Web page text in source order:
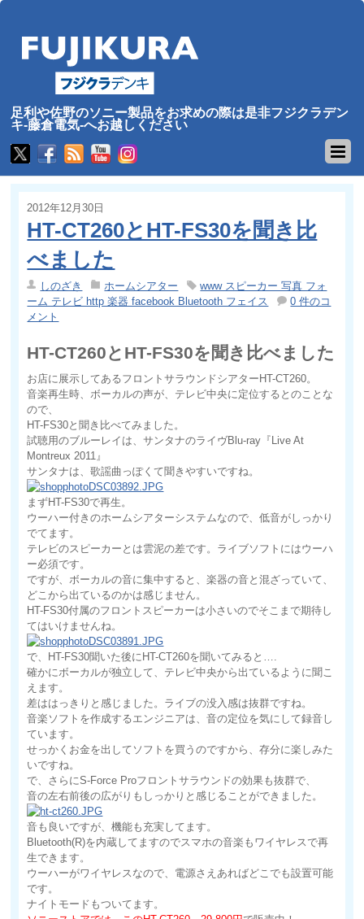
足利や佐野のソニー製品をお求めの際は是非フジクラデン
キ-藤倉電気-へお越しください
2012年12月30日
HT-CT260とHT-FS30を聞き比
べました
しのざき ホームシアター
www スピーカー 写真 フォ
ーム テレビ http 楽器 facebook Bluetooth フェイス
0 件のコ
メント
HT-CT260とHT-FS30を聞き比べました
お店に展示してあるフロントサラウンドシアターHT-CT260。
音楽再生時、ボーカルの声が、テレビ中央に定位するとのことな
ので、
HT-FS30と聞き比べてみました。
試聴用のブルーレイは、サンタナのライヴBlu-ray『Live At
Montreux 2011』
サンタナは、歌謡曲っぽくて聞きやすいですね。
まずHT-FS30で再生。
ウーハー付きのホームシアターシステムなので、低音がしっかり
でてます。
テレビのスピーカーとは雲泥の差です。ライブソフトにはウーハ
ー必須です。
ですが、ボーカルの音に集中すると、楽器の音と混ざっていて、
どこから出ているのかは感じません。
HT-FS30付属のフロントスピーカーは小さいのでそこまで期待し
てはいけませんね。
で、HT-FS30聞いた後にHT-CT260を聞いてみると….
確かにボーカルが独立して、テレビ中央から出ているように聞こ
えます。
差ははっきりと感じました。ライブの没入感は抜群ですね。
音楽ソフトを作成するエンジニアは、音の定位を気にして録音し
ています。
せっかくお金を出してソフトを買うのですから、存分に楽しみた
いですね。
で、さらにS-Force Proフロントサラウンドの効果も抜群で、
音の左右前後の広がりもしっかりと感じることができました。
音も良いですが、機能も充実してます。
Bluetooth(R)を内蔵してますのでスマホの音楽もワイヤレスで再
生できます。
ウーハーがワイヤレスなので、電源さえあればどこでも設置可能
です。
ナイトモードもついてます。